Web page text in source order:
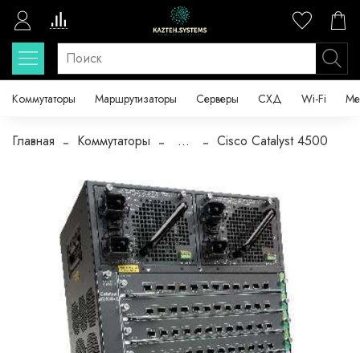
Коммутаторы Маршрутизаторы Серверы СХД Wi-Fi
Главная Коммутаторы ... Cisco Catalyst 4500